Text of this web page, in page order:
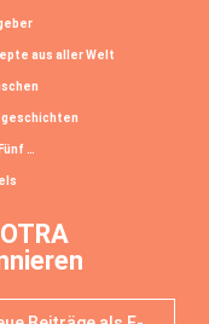
aus aller Welt
…